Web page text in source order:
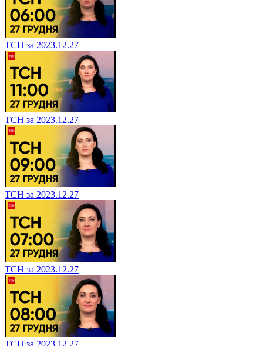
ТСН за 2023.12.27
ТСН за 2023.12.27
ТСН за 2023.12.27
ТСН за 2023.12.27
ТСН за 2023.12.27